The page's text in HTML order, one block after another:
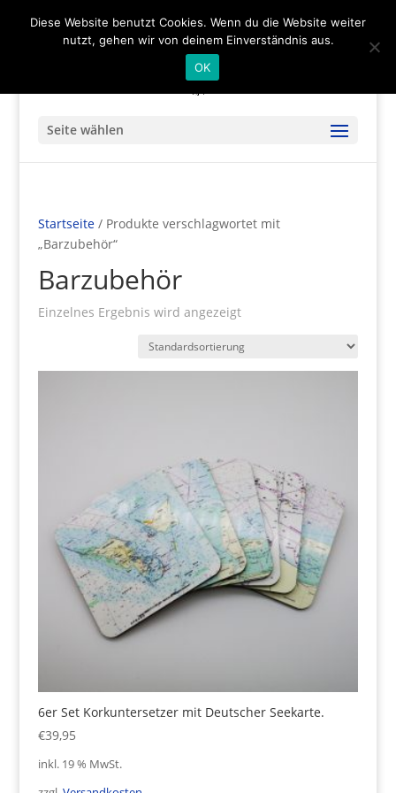
Seite wählen
Startseite/ Produkte verschlagwortet mit
„Barzubehör“
Barzubehör
Einzelnes Ergebnis wird angezeigt
6er Set Korkuntersetzer mit Deutscher Seekarte.
€39,95
inkl. 19 % MwSt.
Diese Website benutzt Cookies. Wenn du die Website weiter
nutzt, gehen wir von deinem Einverständnis aus.
OK